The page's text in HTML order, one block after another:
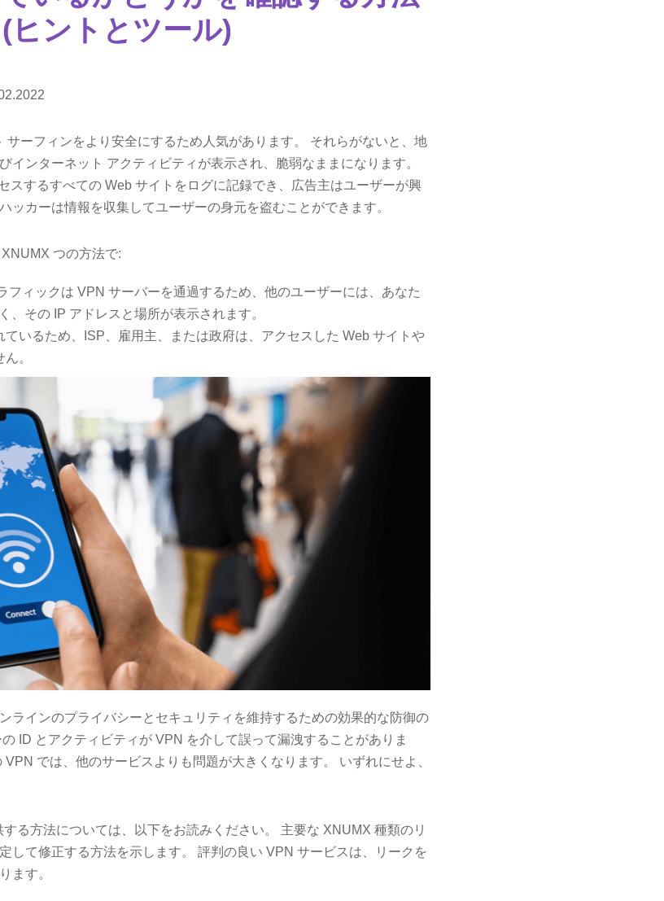
(ヒントとツール)
サーフィンをより安全にするため人気があります。 それらがないと、地
インターネット アクティビティが表示され、脆弱なままになります。
スするすべての Web サイトをログに記録でき、広告主はユーザーが興
ッカーは情報を収集してユーザーの身元を盗むことができます。
つの方法で:
フィックは VPN サーバーを通過するため、他のユーザーには、あなた
、その IP アドレスと場所が表示されます。
いるため、ISP、雇用主、または政府は、アクセスした Web サイトや
。
ラインのプライバシーとセキュリティを維持するための効果的な防御の
ID とアクティビティが VPN を介して誤って漏洩することがありま
では、他のサービスよりも問題が大きくなります。 いずれにせよ、
る方法については、以下をお読みください。 主要な XNUMX 種類のリ
して修正する方法を示します。 評判の良い VPN サービスは、リークを
ます。